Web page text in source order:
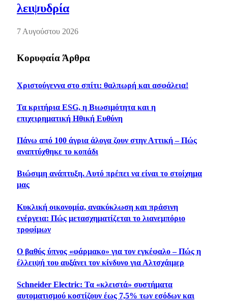
λειψυδρία
7 Αυγούστου 2026
Κορυφαία Άρθρα
Χριστούγεννα στο σπίτι: θαλπωρή και ασφάλεια!
Τα κριτήρια ESG, η Βιωσιμότητα και η
επιχειρηματική Ηθική Ευθύνη
Πάνω από 100 άγρια άλογα ζουν στην Αττική – Πώς
αναπτύχθηκε το κοπάδι
Βιώσιμη ανάπτυξη. Αυτό πρέπει να είναι το στοίχημα
μας
Κυκλική οικονομία, ανακύκλωση και πράσινη
ενέργεια: Πώς μετασχηματίζεται το λιανεμπόριο
τροφίμων
Ο βαθύς ύπνος «φάρμακο» για τον εγκέφαλο – Πώς η
έλλειψή του αυξάνει τον κίνδυνο για Αλτσχάιμερ
Schneider Electric: Τα «κλειστά» συστήματα
αυτοματισμού κοστίζουν έως 7,5% των εσόδων και